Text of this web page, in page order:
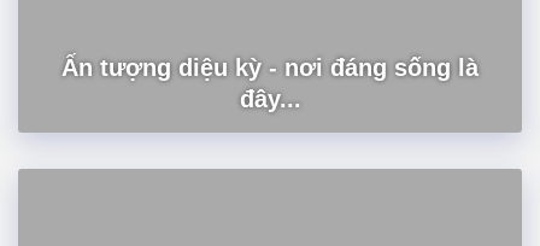
Ấn tượng diệu kỳ - nơi đáng sống là
đây...